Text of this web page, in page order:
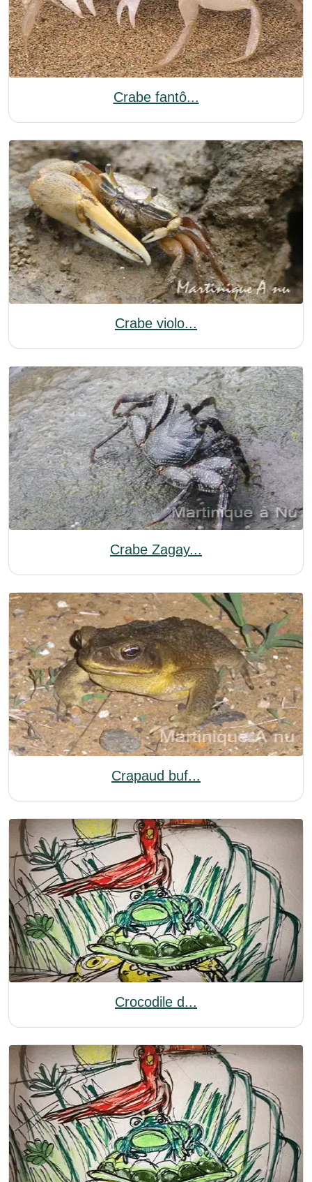
Crabe fantô...
Crabe violo...
Crabe Zagay...
Crapaud buf...
Crocodile d...